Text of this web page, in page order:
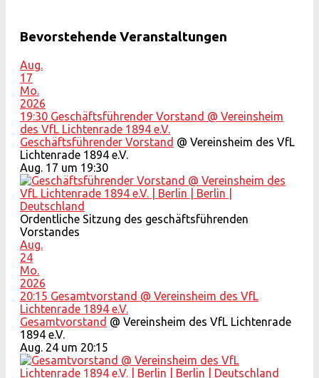
Bevorstehende Veranstaltungen
Aug.
17
Mo.
2026
19:30 Geschäftsführender Vorstand @ Vereinsheim
des VfL Lichtenrade 1894 e.V.
Geschäftsführender Vorstand @ Vereinsheim des VfL
Lichtenrade 1894 e.V.
Aug. 17 um 19:30
Ordentliche Sitzung des geschäftsführenden
Vorstandes
Aug.
24
Mo.
2026
20:15 Gesamtvorstand @ Vereinsheim des VfL
Lichtenrade 1894 e.V.
Gesamtvorstand @ Vereinsheim des VfL Lichtenrade
1894 e.V.
Aug. 24 um 20:15